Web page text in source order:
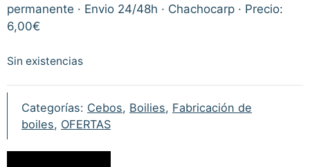
permanente · Envio 24/48h · Chachocarp · Precio:
6,00€
Sin existencias
Categorías: Cebos, Boilies, Fabricación de
boiles, OFERTAS